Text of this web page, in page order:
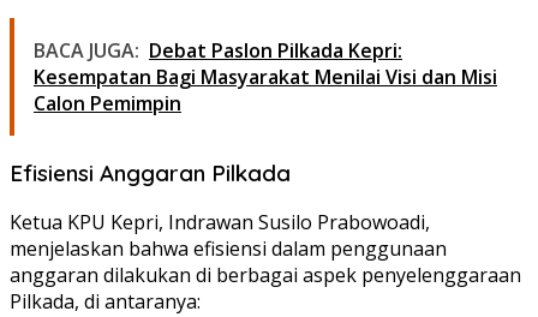
BACA JUGA: Debat Paslon Pilkada Kepri:
Kesempatan Bagi Masyarakat Menilai Visi dan Misi
Calon Pemimpin
Efisiensi Anggaran Pilkada
Ketua KPU Kepri, Indrawan Susilo Prabowoadi,
menjelaskan bahwa efisiensi dalam penggunaan
anggaran dilakukan di berbagai aspek penyelenggaraan
Pilkada, di antaranya: